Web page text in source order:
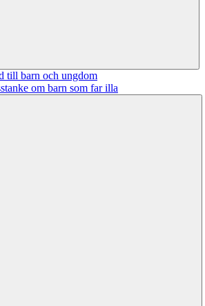
till barn och ungdom
om barn som far illa